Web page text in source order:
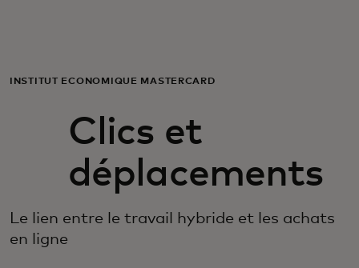
Pour les entreprises
Pour le monde
Pour les innovateurs
Actualités et tendances
INSTITUT ÉCONOMIQUE MASTERCARD
Clics et
déplacements
Le lien entre le travail hybride et les achats
en ligne